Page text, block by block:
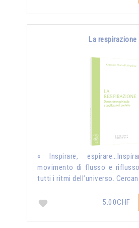
La respirazione
« Inspirare,
movimento di flusso e
tutti i ritmi dell’universo.
5.00CHF